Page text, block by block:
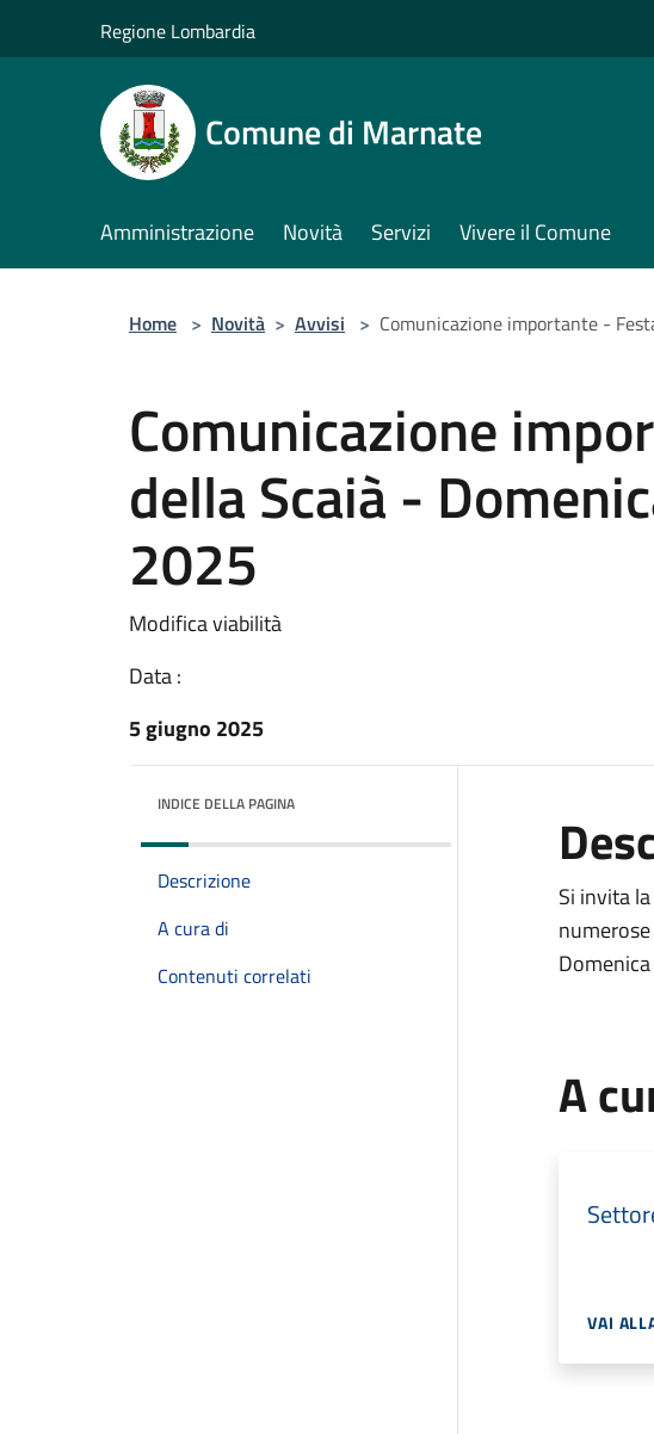
Regione Lombardia
Comune di Marnate
Amministrazione Novità Servizi Vivere il Comune
Home > Novità > Avvisi > Comunicazione importante -
Comunicazione
della Scaià -
2025
Modifica viabilità
Data :
5 giugno 2025
INDICE DELLA PAGINA
Descrizione
A cura di
Contenuti correlati
Si invita
A
VAI